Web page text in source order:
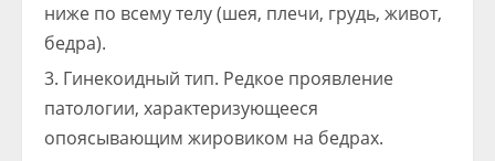
ниже по всему телу (шея, плечи, грудь, живот,
бедра).
Гинекоидный тип. Редкое проявление
патологии, характеризующееся
опоясывающим жировиком на бедрах.